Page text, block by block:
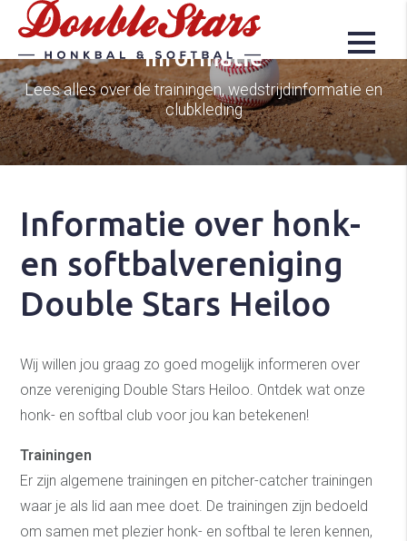
Informatie
Lees alles over de trainingen, wedstrijdinformatie en
clubkleding
Informatie over honk-
en softbalvereniging
Double Stars Heiloo
Wij willen jou graag zo goed mogelijk informeren over
onze vereniging Double Stars Heiloo. Ontdek wat onze
honk- en softbal club voor jou kan betekenen!
Trainingen
Er zijn algemene trainingen en pitcher-catcher trainingen
waar je als lid aan mee doet. De trainingen zijn bedoeld
om samen met plezier honk- en softbal te leren kennen,